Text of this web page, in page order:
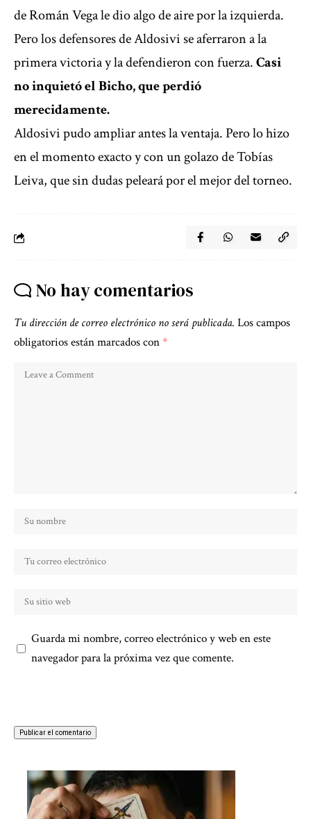
de Román Vega le dio algo de aire por la izquierda.
Pero los defensores de Aldosivi se aferraron a la
primera victoria y la defendieron con fuerza.Casi
no inquietó el Bicho, que perdió
merecidamente.
Aldosivi pudo ampliar antes la ventaja. Pero lo hizo
en el momento exacto y con un golazo de Tobías
Leiva, que sin dudas peleará por el mejor del torneo.
No hay comentarios
Tu dirección de correo electrónico no será publicada. Los campos
obligatorios están marcados con*
Guarda mi nombre, correo electrónico y web en este
navegador para la próxima vez que comente.